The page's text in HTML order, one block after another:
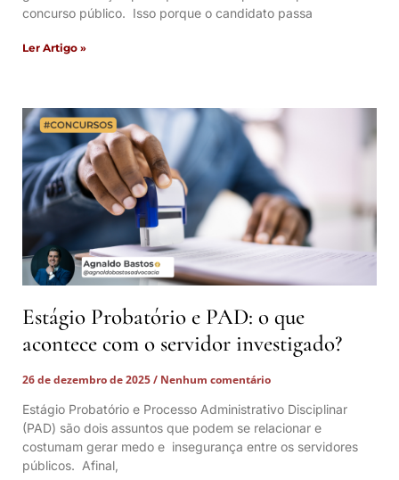
concurso público. Isso porque o candidato passa
Ler Artigo »
Estágio Probatório e PAD: o que
acontece com o servidor investigado?
26 de dezembro de 2025
Nenhum comentário
Estágio Probatório e Processo Administrativo Disciplinar
(PAD) são dois assuntos que podem se relacionar e
costumam gerar medo e insegurança entre os servidores
públicos. Afinal,